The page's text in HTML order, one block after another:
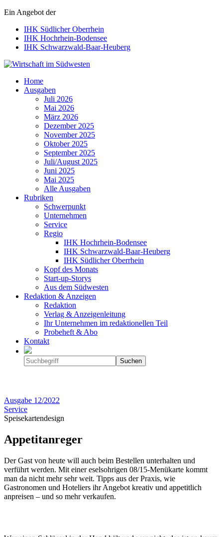
Ein Angebot der
IHK Südlicher Oberrhein
IHK Hochrhein-Bodensee
IHK Schwarzwald-Baar-Heuberg
Wirtschaft im Südwesten
Home
Ausgaben
Juli 2026
Mai 2026
März 2026
Dezember 2025
November 2025
Oktober 2025
September 2025
Juli/August 2025
Juni 2025
Mai 2025
Alle Ausgaben
Rubriken
Schwerpunkt
Unternehmen
Service
Regio
IHK Hochrhein-Bodensee
IHK Schwarzwald-Baar-Heuberg
IHK Südlicher Oberrhein
Kopf des Monats
Start-up-Storys
Aus dem Südwesten
Redaktion & Anzeigen
Redaktion
Verlag & Anzeigenleitung
Ihr Unternehmen im redaktionellen Teil
Probeheft & Abo
Kontakt
Ausgabe 12/2022
Service
Speisekartendesign
Appetitanreger
Der Gast von heute will auch beim Bestellen unterhalten und
verführt werden. Mit einer eselsohrigen 08/15-Menükarte kommt
man da nicht mehr sehr weit. Tipps aus der Praxis, wie
Gastronomen und Hoteliers ihr Angebot kreativ und appetitlich
anpreisen – und so mehr verkaufen.